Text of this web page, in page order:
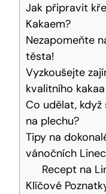
Jak připravit
Kakaem?
Nezapomeňte
těsta!
Vyzkoušejte
kvalitního kakaa
Co​ udělat,
na ​plechu?
Tipy na‍
vánočních
Recept ​na
Klíčové⁢